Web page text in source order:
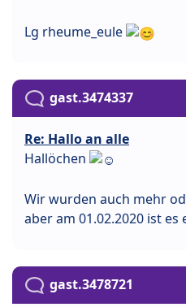
Lg rheume_eule
gast.3474337
Re: Hallo an alle
Hallöchen
Wir wurden auch mehr
aber am 01.02.2020 ist
gast.3478721